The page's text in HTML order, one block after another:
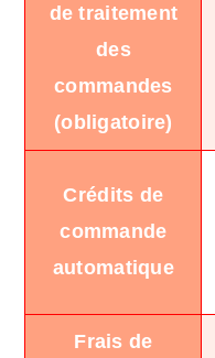
de traitement
des
commandes
(obligatoire)
Crédits de
commande
automatique
Frais de